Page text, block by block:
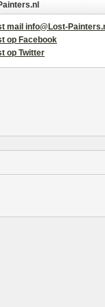
mail info@Lost-
op Facebook
op Twitter